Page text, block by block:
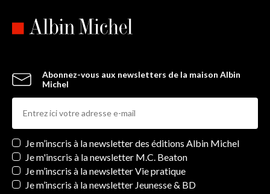
Abonnez-vous aux newsletters de la maison Albin
Michel
Newsletters
Je m’inscris à la newsletter des éditions Albin Michel
Je m'inscris à la newsletter M.C. Beaton
Je m’inscris à la newsletter Vie pratique
Je m’inscris à la newsletter Jeunesse & BD